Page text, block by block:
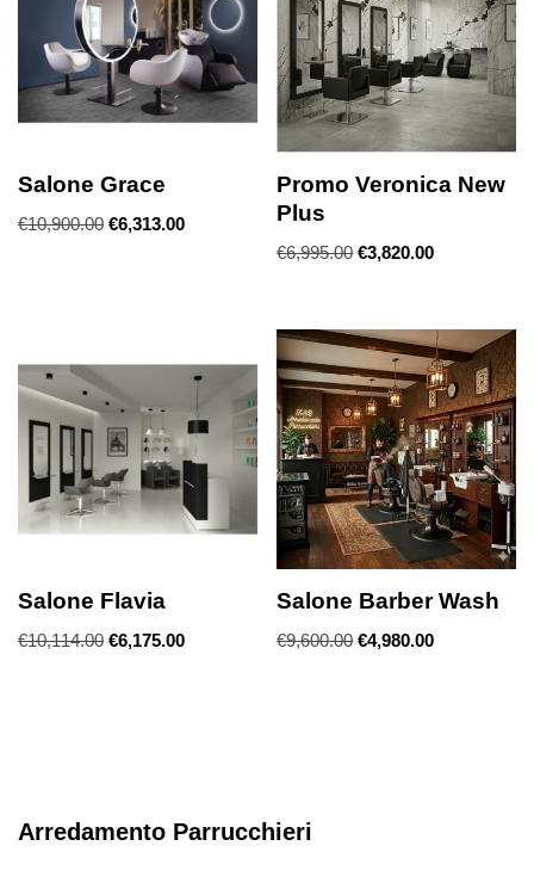
Salone Grace
€10,900.00 €6,313.00
Promo Veronica New
Plus
€6,995.00 €3,820.00
Salone Flavia
€10,114.00 €6,175.00
Salone Barber Wash
€9,600.00 €4,980.00
Arredamento Parrucchieri